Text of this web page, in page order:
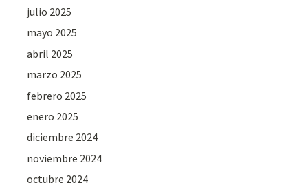
julio 2025
mayo 2025
abril 2025
marzo 2025
febrero 2025
enero 2025
diciembre 2024
noviembre 2024
octubre 2024